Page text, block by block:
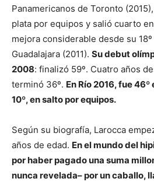
Panamericanos de Toronto
plata por equipos y salió cuarto
mejora considerable desde su
Guadalajara (2011). Su debut
2008: finalizó 59º. Cuatro años
terminó 36º. En Río 2016, fue
10º, en salto por equipos.
Según su biografía, Larocca
años de edad. En el mundo del
por haber pagado una suma
nunca revelada– por un caballo,